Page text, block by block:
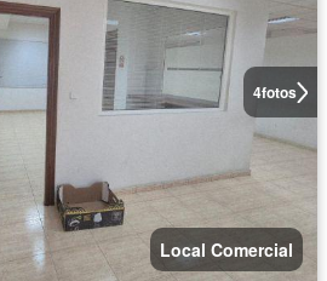
4fotos
Local Comercial